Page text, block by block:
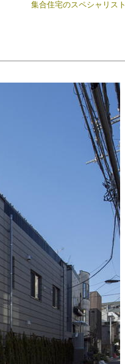
集合住宅のスペシャリスト